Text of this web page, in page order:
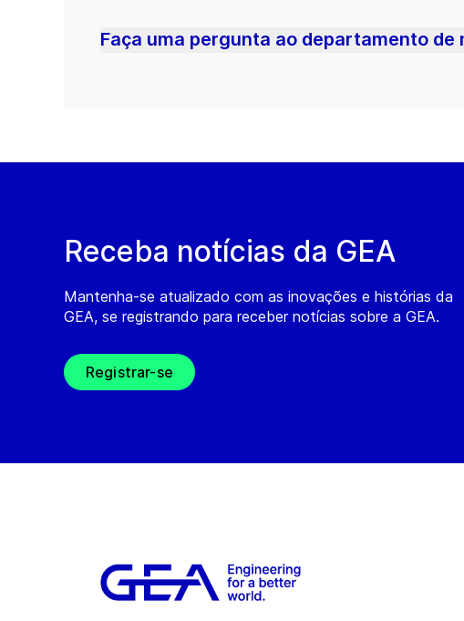
Faça uma pergunta ao departamento
Receba notícias da GEA
Mantenha-se atualizado com as inovações e histórias da
GEA, se registrando para receber notícias sobre a GEA.
Registrar-se